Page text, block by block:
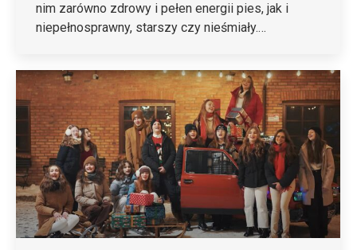
nim zarówno zdrowy i pełen energii pies, jak i
niepełnosprawny, starszy czy nieśmiały.…